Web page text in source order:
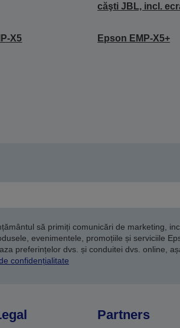
căşti JBL, incl.
X5 Epson EMP-X5+
să primiți comunicări de marketing,
evenimentele, promoțiile și serviciile
preferințelor dvs. și conduitei dvs. online,
confidențialitate
Partners